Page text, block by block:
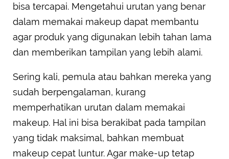
bisa tercapai. Mengetahui urutan yang benar
dalam memakai makeup dapat membantu
agar produk yang digunakan lebih tahan lama
dan memberikan tampilan yang lebih alami.
Sering kali, pemula atau bahkan mereka yang
sudah berpengalaman, kurang
memperhatikan urutan dalam memakai
makeup. Hal ini bisa berakibat pada tampilan
yang tidak maksimal, bahkan membuat
makeup cepat luntur. Agar make-up tetap